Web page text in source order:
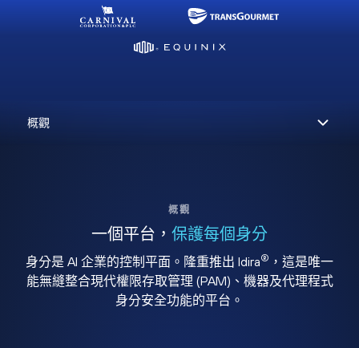
概觀
一個平台， 保護每個身分
身分是 AI 企業的控制平面。隆重推出 Idira® ，這是唯一
能無縫整合現代權限存取管理 (PAM)、機器及代理程式
身分安全功能的平台。